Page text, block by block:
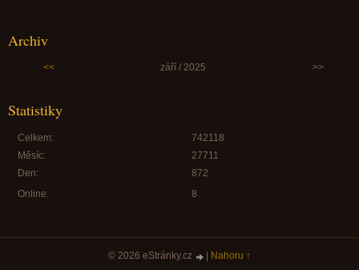
Archiv
<< září / 2025 >>
Statistiky
Online: 8
Celkem:
742118
Měsíc:
27711
Den:
872
© 2026 eStránky.cz Nahoru ↑